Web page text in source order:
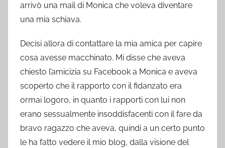
arrivò una mail di Monica che voleva diventare
una mia schiava.
Decisi allora di contattare la mia amica per capire
cosa avesse macchinato. Mi disse che aveva
chiesto l’amicizia su Facebook a Monica e aveva
scoperto che il rapporto con il fidanzato era
ormai logoro, in quanto i rapporti con lui non
erano sessualmente insoddisfacenti con il fare da
bravo ragazzo che aveva, quindi a un certo punto
le ha fatto vedere il mio blog, dalla visione del